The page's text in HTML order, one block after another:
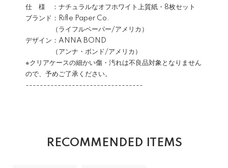
仕 様 ：ナチュラルなオフホワイト上質紙・8枚セット
ブランド：Rifle Paper Co.
（ライフルペーパー/アメリカ）
デザイン：ANNA BOND
（アンナ・ボンド/アメリカ）
※クリアケースの細かい傷・汚れは不良品対象となりません
ので、予めご了承ください。
---------------------------------
RECOMMENDED ITEMS